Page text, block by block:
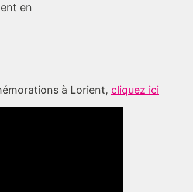
en
à Lorient, cliquez ici